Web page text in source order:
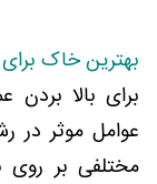
بهترین خاک
برای بالا بردن
عوامل موثر در
مختلفی بر روی